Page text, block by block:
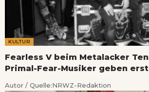
KULTUR
Fearless V beim Metalacker
Primal-Fear-Musiker geben
Autor / Quelle:NRWZ-Redaktion